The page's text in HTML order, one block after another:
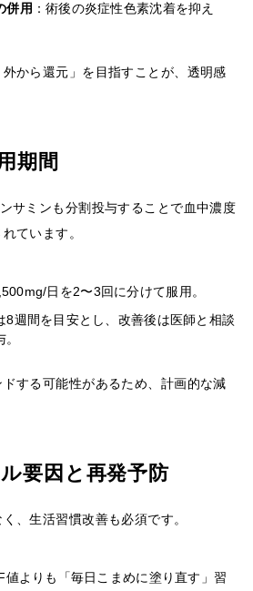
併用 ：術後の炎症性色素沈着を抑え
から還元」を目指すことが、透明感
期間
サミンも分割投与することで血中濃度
ています。
日を2〜3回に分けて服用。
8週間を目安とし、改善後は医師と相談
する可能性があるため、計画的な減
要因と再発予防
、生活習慣改善も必須です。
値よりも「毎日こまめに塗り直す」習